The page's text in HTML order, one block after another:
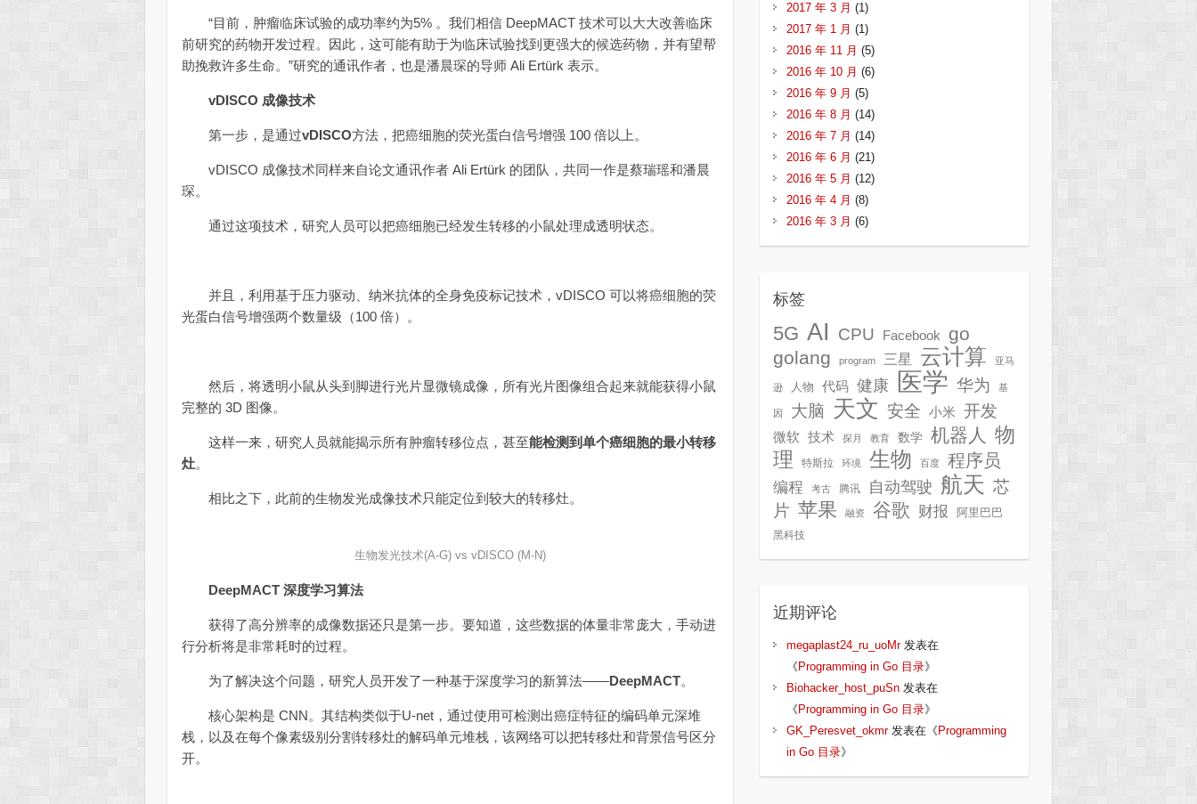
“目前，肿瘤临床试验的成功率约为5% 。我们相信 DeepMACT 技术可以大大改善临床
前研究的药物开发过程。因此，这可能有助于为临床试验找到更强大的候选药物，并有望帮
助挽救许多生命。”研究的通讯作者，也是潘晨琛的导师 Ali Ertürk 表示。
vDISCO 成像技术
第一步，是通过vDISCO方法，把癌细胞的荧光蛋白信号增强 100 倍以上。
vDISCO 成像技术同样来自论文通讯作者 Ali Ertürk 的团队，共同一作是蔡瑞瑶和潘晨
琛。
通过这项技术，研究人员可以把癌细胞已经发生转移的小鼠处理成透明状态。
并且，利用基于压力驱动、纳米抗体的全身免疫标记技术，vDISCO 可以将癌细胞的荧
光蛋白信号增强两个数量级（100 倍）。
然后，将透明小鼠从头到脚进行光片显微镜成像，所有光片图像组合起来就能获得小鼠
完整的 3D 图像。
这样一来，研究人员就能揭示所有肿瘤转移位点，甚至能检测到单个癌细胞的最小转移
灶。
相比之下，此前的生物发光成像技术只能定位到较大的转移灶。
生物发光技术(A-G) vs vDISCO (M-N)
DeepMACT 深度学习算法
获得了高分辨率的成像数据还只是第一步。要知道，这些数据的体量非常庞大，手动进
行分析将是非常耗时的过程。
为了解决这个问题，研究人员开发了一种基于深度学习的新算法——DeepMACT。
核心架构是 CNN。其结构类似于U-net，通过使用可检测出癌症特征的编码单元深堆
栈，以及在每个像素级别分割转移灶的解码单元堆栈，该网络可以把转移灶和背景信号区分
开。
2017 年 3 月 (1)
2017 年 1 月 (1)
2016 年 11 月 (5)
2016 年 10 月 (6)
2016 年 9 月 (5)
2016 年 8 月 (14)
2016 年 7 月 (14)
2016 年 6 月 (21)
2016 年 5 月 (12)
2016 年 4 月 (8)
2016 年 3 月 (6)
标签
5G AI CPU Facebook
go
golang
program 三星 云计算 亚马
逊 人物 代码 健康 医学 华为 基
因 大脑 天文 安全 小米 开发
微软 技术 探月 教育 数学 机器人 物
理
特斯拉 环境 生物 百度 程序员
编程 考古 腾讯 自动驾驶 航天 芯
片 苹果 融资 谷歌 财报 阿里巴巴
黑科技
近期评论
megaplast24_ru_uoMr发表在
《 Programming in Go 目录》
Biohacker_host_puSn发表在
《 Programming in Go 目录》
GK_Peresvet_okmr发表在《 Programming
in Go 目录》